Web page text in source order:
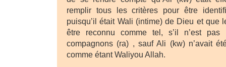
remplir tous les critères pour être
puisqu’il était Wali (intime) de Dieu et que
être reconnu comme tel, s’il n’est
compagnons (ra) , sauf Ali (kw) n’avait
comme étant Waliyou Allah.